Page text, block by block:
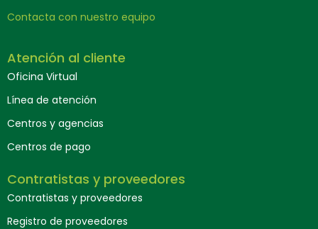
Contacta con nuestro equipo
Atención al cliente
Oficina Virtual
Línea de atención
Centros y agencias
Centros de pago
Contratistas y proveedores
Contratistas y proveedores
Registro de proveedores